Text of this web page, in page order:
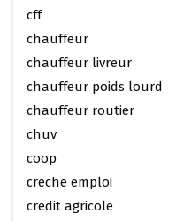
cff
chauffeur
chauffeur livreur
chauffeur poids lourd
chauffeur routier
chuv
coop
creche emploi
credit agricole